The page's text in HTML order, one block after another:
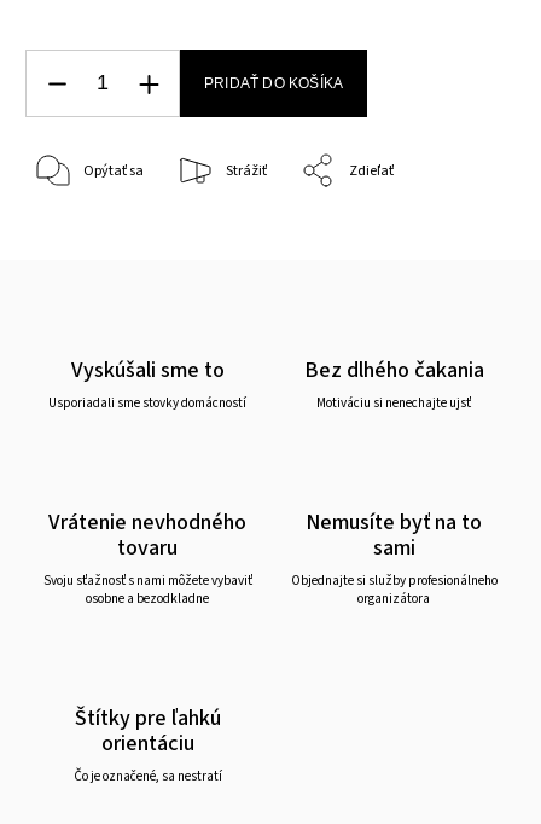
PRIDAŤ DO KOŠÍKA
Opýtať sa Strážiť Zdieľať
Vyskúšali sme to
Usporiadali sme stovky domácností
Bez dlhého čakania
Motiváciu si nenechajte ujsť
Vrátenie nevhodného
tovaru
Svoju sťažnosť s nami môžete vybaviť
osobne a bezodkladne
Nemusíte byť na to
sami
Objednajte si služby profesionálneho
organizátora
Štítky pre ľahkú
orientáciu
Čo je označené, sa nestratí